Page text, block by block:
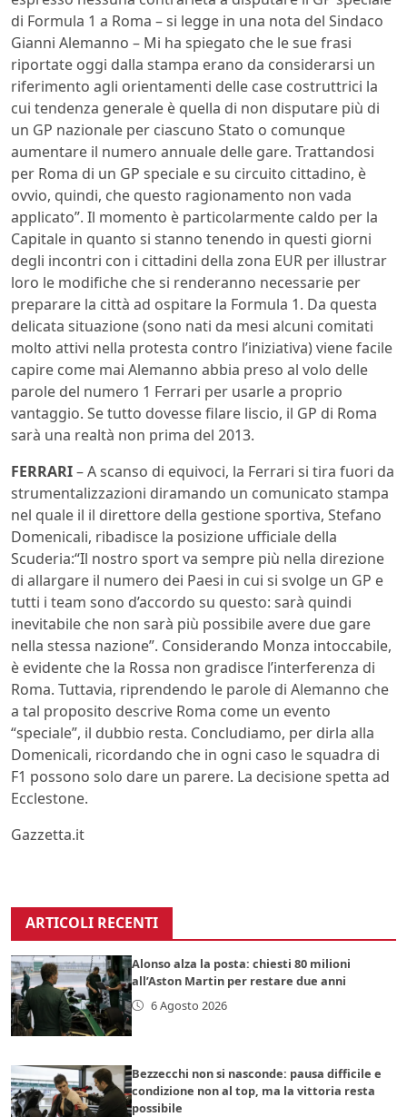
di Formula 1 a Roma – si legge in una nota del Sindaco
Gianni Alemanno – Mi ha spiegato che le sue frasi
riportate oggi dalla stampa erano da considerarsi un
riferimento agli orientamenti delle case costruttrici la
cui tendenza generale è quella di non disputare più di
un GP nazionale per ciascuno Stato o comunque
aumentare il numero annuale delle gare. Trattandosi
per Roma di un GP speciale e su circuito cittadino, è
ovvio, quindi, che questo ragionamento non vada
applicato”. Il momento è particolarmente caldo per la
Capitale in quanto si stanno tenendo in questi giorni
degli incontri con i cittadini della zona EUR per illustrar
loro le modifiche che si renderanno necessarie per
preparare la città ad ospitare la Formula 1. Da questa
delicata situazione (sono nati da mesi alcuni comitati
molto attivi nella protesta contro l’iniziativa) viene facile
capire come mai Alemanno abbia preso al volo delle
parole del numero 1 Ferrari per usarle a proprio
vantaggio. Se tutto dovesse filare liscio, il GP di Roma
sarà una realtà non prima del 2013.
FERRARI– A scanso di equivoci, la Ferrari si tira fuori da
strumentalizzazioni diramando un comunicato stampa
nel quale il il direttore della gestione sportiva, Stefano
Domenicali, ribadisce la posizione ufficiale della
Scuderia:“Il nostro sport va sempre più nella direzione
di allargare il numero dei Paesi in cui si svolge un GP e
tutti i team sono d’accordo su questo: sarà quindi
inevitabile che non sarà più possibile avere due gare
nella stessa nazione”. Considerando Monza intoccabile,
è evidente che la Rossa non gradisce l’interferenza di
Roma. Tuttavia, riprendendo le parole di Alemanno che
a tal proposito descrive Roma come un evento
“speciale”, il dubbio resta. Concludiamo, per dirla alla
Domenicali, ricordando che in ogni caso le squadra di
F1 possono solo dare un parere. La decisione spetta ad
Ecclestone.
Gazzetta.it
ARTICOLI RECENTI
Alonso alza la posta: chiesti 80 milioni
all’Aston Martin per restare due anni
6 Agosto 2026
Bezzecchi non si nasconde: pausa difficile e
condizione non al top, ma la vittoria resta
possibile